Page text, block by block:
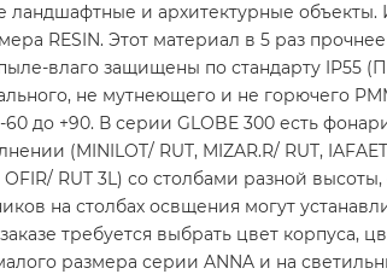
и архитектурные
RESIN. Этот материал в 5 раз
влаго защищены по стандарту IP55
не мутнеющего и не горючего
до +90. В серии GLOBE 300 есть
(MINILOT/ RUT, MIZAR.R/ RUT,
OFIR/ RUT 3L) со столбами разной
на столбах освщения могут
требуется выбрать цвет корпуса,
размера серии ANNA и на